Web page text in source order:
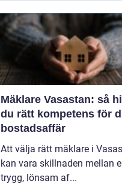
Mäklare Vasastan: så
du rätt kompetens för
bostadsaffär
Att välja rätt mäklare i
kan vara skillnaden mellan
trygg, lönsam af...